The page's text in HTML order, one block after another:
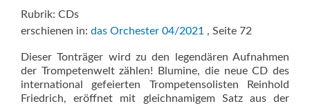
Rubrik: CDs
erschienen in: das Orchester 04/2021 , Seite 72
Dieser Tonträger wird zu den legendären Aufnahmen
der Trompetenwelt zählen! Blumine, die neue CD des
international gefeierten Trompetensolisten Reinhold
Friedrich, eröffnet mit gleichnamigem Satz aus der